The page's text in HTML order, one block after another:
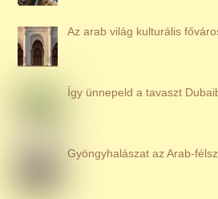
Az arab világ kulturális
Így ünnepeld a tavaszt
Gyöngyhalászat az Arab-